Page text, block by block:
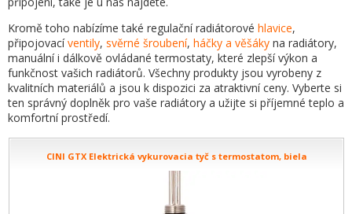
Kromě toho nabízíme také regulační radiátorové hlavice,
připojovacíventily, svěrné šroubení, háčky a věšáky na radiátory,
manuální i dálkově ovládané termostaty, které zlepší výkon a
funkčnost vašich radiátorů. Všechny produkty jsou vyrobeny z
kvalitních materiálů a jsou k dispozici za atraktivní ceny. Vyberte si
ten správný doplněk pro vaše radiátory a užijte si příjemné teplo a
komfortní prostředí.
CINI GTX Elektrická vykurovacia tyč s termostatom, biela